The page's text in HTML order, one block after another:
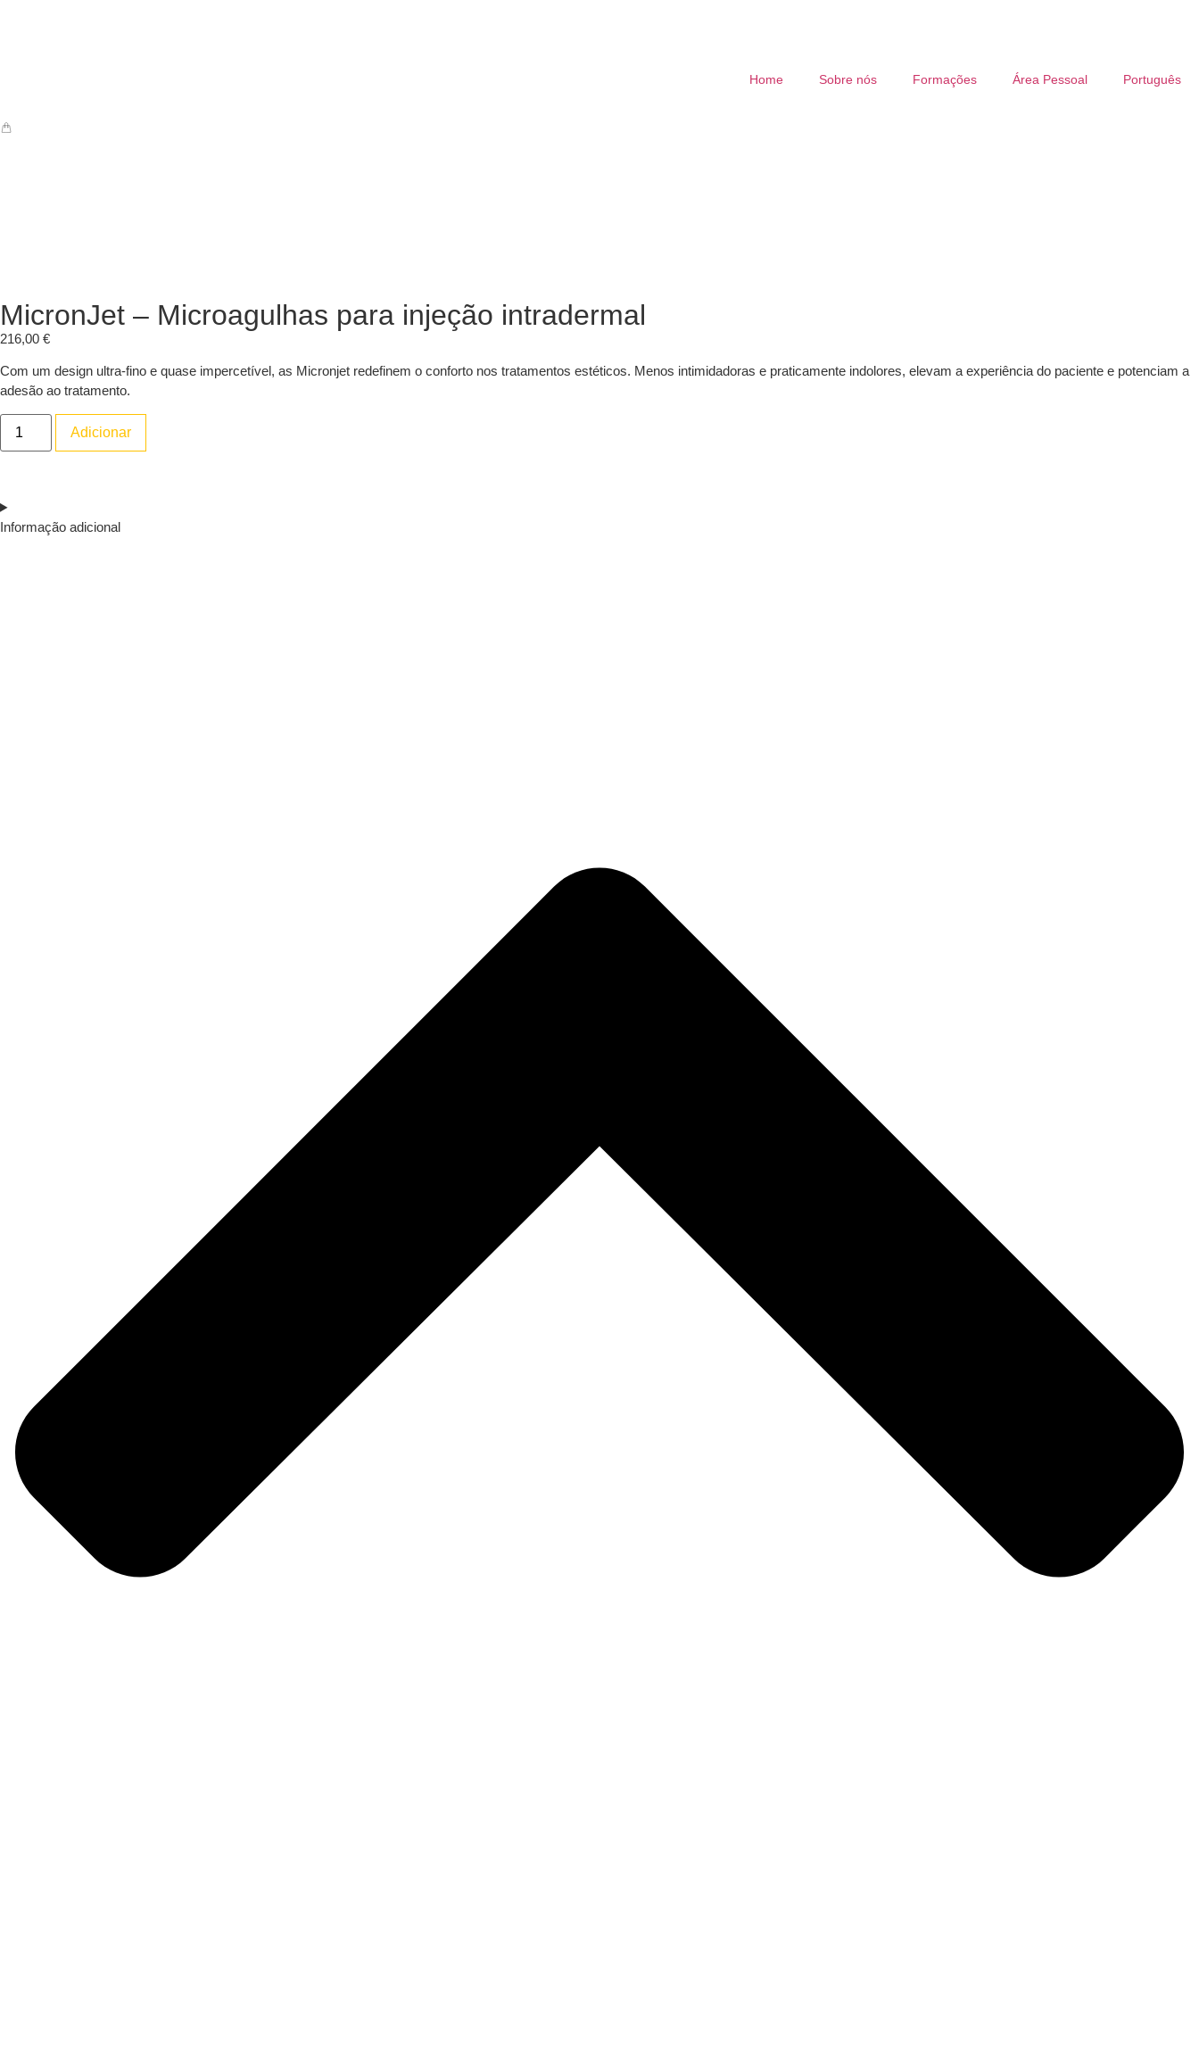
Home Sobre nós Formações Área Pessoal Português
MicronJet – Microagulhas para injeção intradermal
216,00 €
Com um design ultra-fino e quase impercetível, as Micronjet redefinem o conforto nos tratamentos estéticos. Menos intimidadoras e praticamente indolores, elevam a experiência do paciente e potenciam a
adesão ao tratamento.
Adicionar
Informação adicional